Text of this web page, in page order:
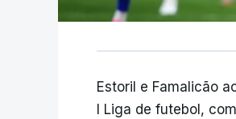
Estoril e Famalicão
I Liga de futebol,